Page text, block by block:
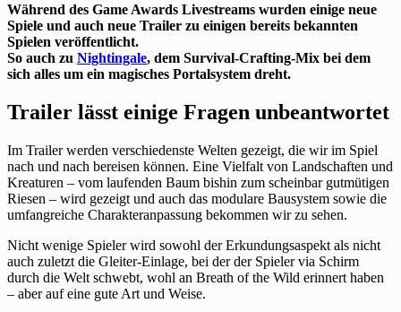
Während des Game Awards Livestreams wurden einige neue
Spiele und auch neue Trailer zu einigen bereits bekannten
Spielen veröffentlicht.
So auch zu Nightingale, dem Survival-Crafting-Mix bei dem
sich alles um ein magisches Portalsystem dreht.
Trailer lässt einige Fragen unbeantwortet
Im Trailer werden verschiedenste Welten gezeigt, die wir im Spiel
nach und nach bereisen können. Eine Vielfalt von Landschaften und
Kreaturen – vom laufenden Baum bishin zum scheinbar gutmütigen
Riesen – wird gezeigt und auch das modulare Bausystem sowie die
umfangreiche Charakteranpassung bekommen wir zu sehen.
Nicht wenige Spieler wird sowohl der Erkundungsaspekt als nicht
auch zuletzt die Gleiter-Einlage, bei der der Spieler via Schirm
durch die Welt schwebt, wohl an Breath of the Wild erinnert haben
– aber auf eine gute Art und Weise.